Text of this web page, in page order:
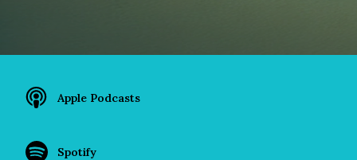
Apple Podcasts
Spotify